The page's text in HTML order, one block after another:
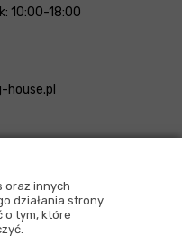
oraz innych
działania strony
o tym, które
10:00-18:00
house.pl